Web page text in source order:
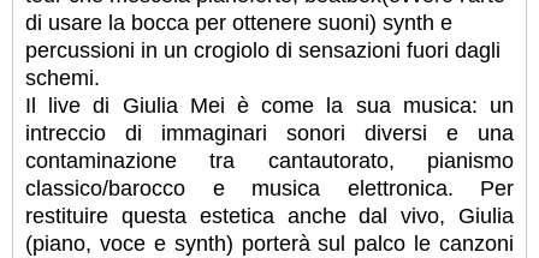
di usare la bocca per ottenere suoni) synth e
percussioni in un crogiolo di sensazioni fuori dagli
schemi.
Il live di Giulia Mei è come la sua musica: un
intreccio di immaginari sonori diversi e una
contaminazione tra cantautorato, pianismo
classico/barocco e musica elettronica. Per
restituire questa estetica anche dal vivo, Giulia
(piano, voce e synth) porterà sul palco le canzoni